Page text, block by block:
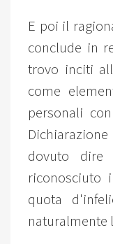
E poi il
conclude in
trovo inciti
come
personali
dovuto
riconosciuto
quota
naturalmente